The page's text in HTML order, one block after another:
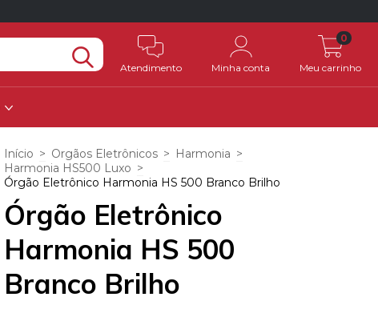
Atendimento Minha conta Meu carrinho
0
Início > Orgãos Eletrônicos > Harmonia >
Harmonia HS500 Luxo >
Órgão Eletrônico Harmonia HS 500 Branco Brilho
Órgão Eletrônico
Harmonia HS 500
Branco Brilho